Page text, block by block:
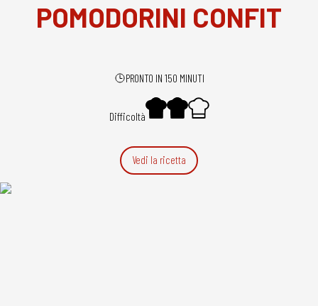
POMODORINI CONFIT
PRONTO IN 150 MINUTI
Difficoltà
Vedi la ricetta